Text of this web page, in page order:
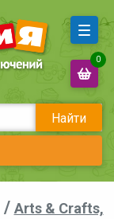
Найти
0
/ Arts & Crafts,